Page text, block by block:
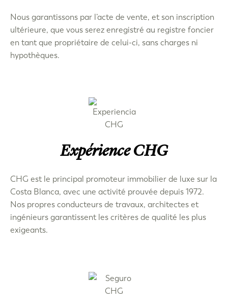
Nous garantissons par l’acte de vente, et son inscription
ultérieure, que vous serez enregistré au registre foncier
en tant que propriétaire de celui-ci, sans charges ni
hypothèques.
Expérience CHG
CHG est le principal promoteur immobilier de luxe sur la
Costa Blanca, avec une activité prouvée depuis 1972.
Nos propres conducteurs de travaux, architectes et
ingénieurs garantissent les critères de qualité les plus
exigeants.